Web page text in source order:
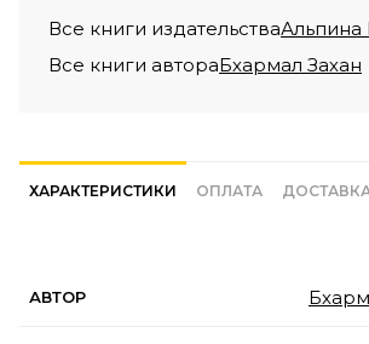
Все книги издательства
Все книги автораБхармал Захан
ХАРАКТЕРИСТИКИ ОПЛАТА
АВТОР